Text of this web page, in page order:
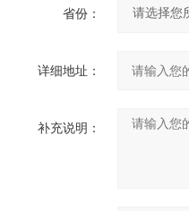
省份：
详细地址：
补充说明：